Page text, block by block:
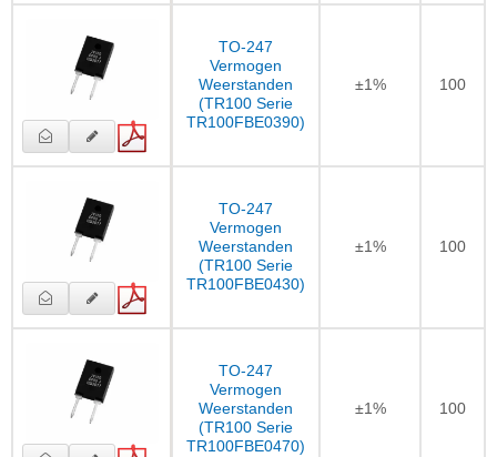
TO-247
Vermogen
Weerstanden
(TR100 Serie
TR100FBE0390)
±1% 100
TO-247
Vermogen
Weerstanden
(TR100 Serie
TR100FBE0430)
±1% 100
TO-247
Vermogen
Weerstanden
(TR100 Serie
TR100FBE0470)
±1% 100